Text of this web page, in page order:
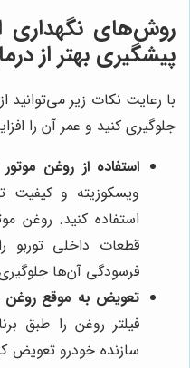
روش‌های نگهداری
پیشگیری بهتر از
با رعایت نکات زیر می‌توانید
جلوگیری کنید و عمر آن را
استفاده از روغن
ویسکوزیته و کیفیت
استفاده کنید. روغن
قطعات داخلی توربو
فرسودگی آن‌ها
تعویض به موقع روغن
فیلتر روغن را طبق
سازنده خودرو تعویض